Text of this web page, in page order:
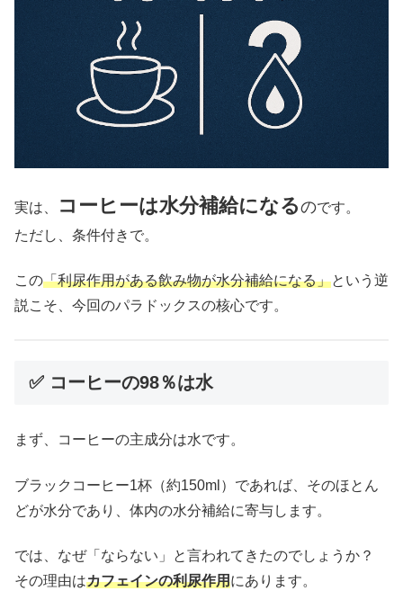
実は、 コーヒーは水分補給になるのです。
ただし、条件付きで。
この「利尿作用がある飲み物が水分補給になる」という逆
説こそ、今回のパラドックスの核心です。
✅ コーヒーの98％は水
まず、コーヒーの主成分は水です。
ブラックコーヒー1杯（約150ml）であれば、そのほとん
どが水分であり、体内の水分補給に寄与します。
では、なぜ「ならない」と言われてきたのでしょうか？
その理由はカフェインの利尿作用にあります。